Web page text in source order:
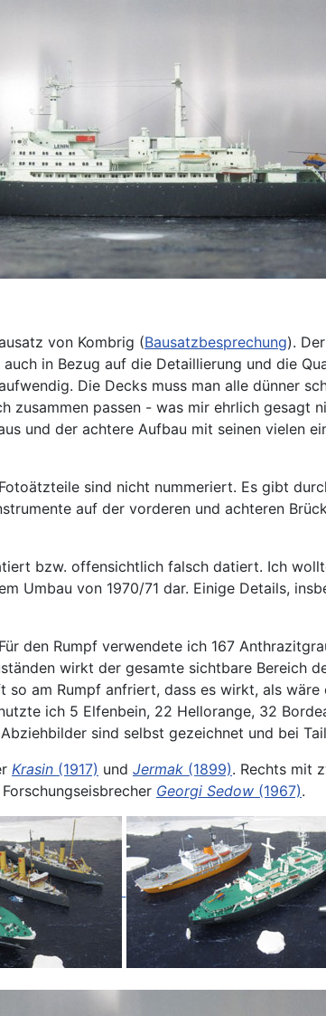
von Kombrig (Bausatzbesprechung).
in Bezug auf die Detaillierung und die
Die Decks muss man alle dünner
zusammen passen - was mir ehrlich
und der achtere Aufbau mit seinen vielen
sind nicht nummeriert. Es gibt
auf der vorderen und achteren
bzw. offensichtlich falsch datiert. Ich
Umbau von 1970/71 dar. Einige Details,
den Rumpf verwendete ich 167
wirkt der gesamte sichtbare Bereich
am Rumpf anfriert, dass es wirkt, als
ich 5 Elfenbein, 22 Hellorange, 32
sind selbst gezeichnet und bei
Krasin (1917) und Jermak (1899). Rechts mit
Georgi Sedow (1967).